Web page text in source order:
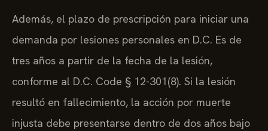
Además, el plazo de prescripción para iniciar una
demanda por lesiones personales en D.C. Es de
tres años a partir de la fecha de la lesión,
conforme al D.C. Code § 12-301(8). Si la lesión
resultó en fallecimiento, la acción por muerte
injusta debe presentarse dentro de dos años bajo